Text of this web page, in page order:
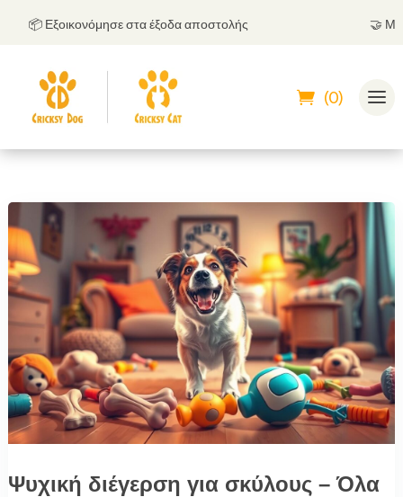
📦 Εξοικονόμησε στα έξοδα αποστολής
(0)
Ψυχική διέγερση για σκύλους – Όλα